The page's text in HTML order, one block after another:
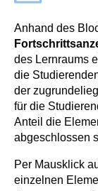
Anhand des
des Lernraums
die
der
für die
Anteil die
abgeschlossen
Per Mausklick
einzelnen